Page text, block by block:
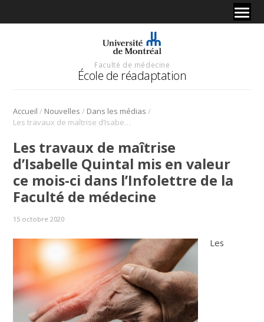
Faculté de médecine
École de réadaptation
Accueil / Nouvelles / Dans les médias /
Les travaux de maîtrise d’Isabelle Quintal mis en valeur ce mois-ci dans l’Infolettre de la Faculté de médecine
Les travaux de maîtrise
d’Isabelle Quintal mis en valeur
ce mois-ci dans l’Infolettre de la
Faculté de médecine
15 octobre 2020
Les